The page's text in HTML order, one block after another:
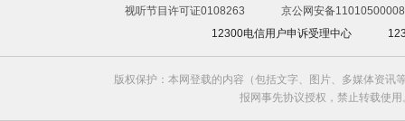
视听节目许可证0108263
京公网安备
12300电信用户申诉受理中心
版权保护：本网登载的内容（包括文字、图片、多媒体资
报网事先协议授权，禁止转载使